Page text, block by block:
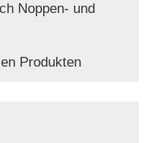
Noppen- und
Produkten